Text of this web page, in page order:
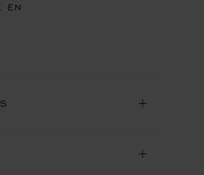
EN